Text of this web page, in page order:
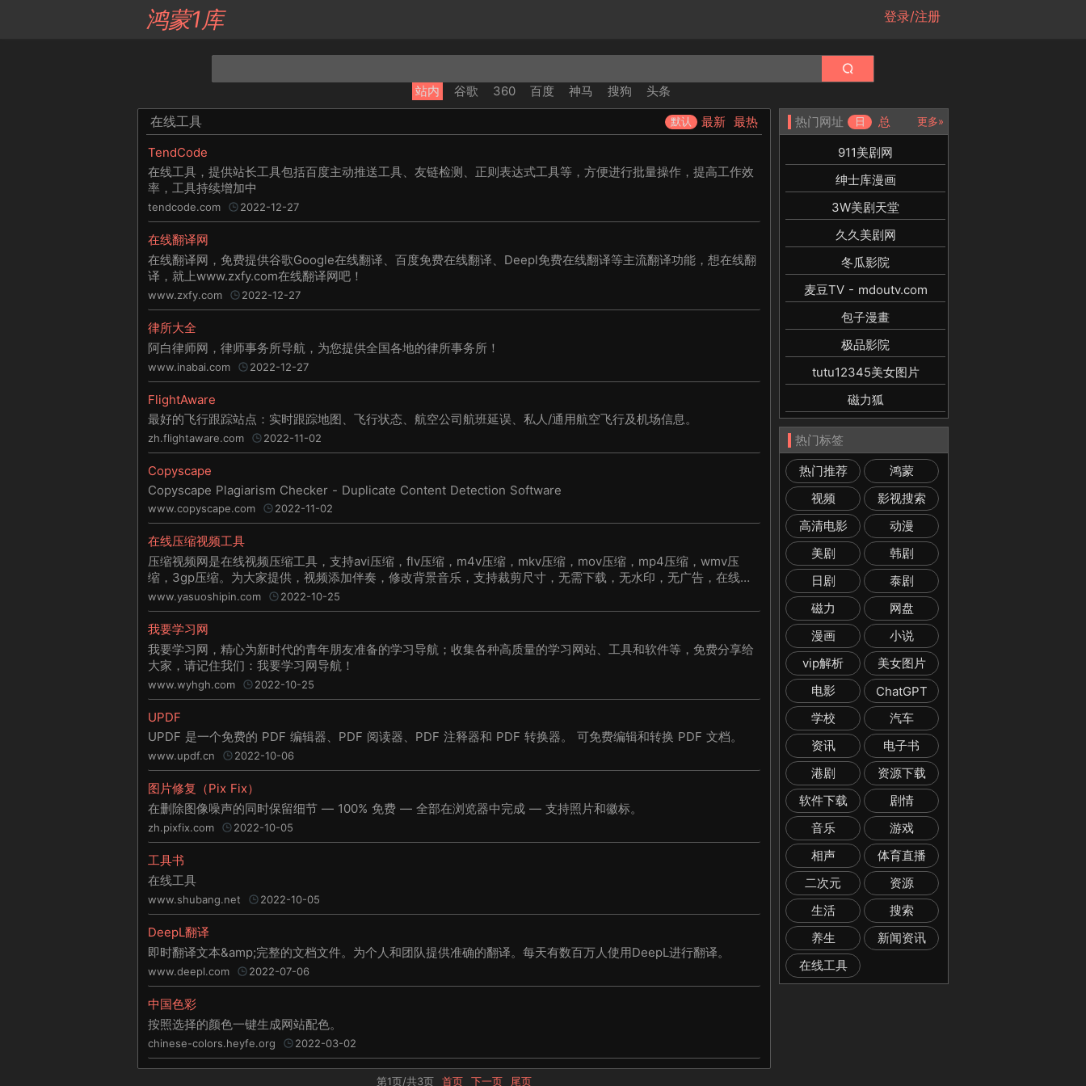
鸿蒙1库 登录/注册
站内 谷歌 360 百度 神马 搜狗 头条
在线工具 默认 最新 最热
TendCode
在线工具，提供站长工具包括百度主动推送工具、友链检测、正则表达式工具等，方便进行批量操作，提高工作效
率，工具持续增加中
tendcode.com 2022-12-27
在线翻译网
在线翻译网，免费提供谷歌Google在线翻译、百度免费在线翻译、Deepl免费在线翻译等主流翻译功能，想在线翻
译，就上www.zxfy.com在线翻译网吧！
www.zxfy.com 2022-12-27
律所大全
阿白律师网，律师事务所导航，为您提供全国各地的律所事务所！
www.inabai.com 2022-12-27
FlightAware
最好的飞行跟踪站点：实时跟踪地图、飞行状态、航空公司航班延误、私人/通用航空飞行及机场信息。
zh.flightaware.com 2022-11-02
Copyscape
Copyscape Plagiarism Checker - Duplicate Content Detection Software
www.copyscape.com 2022-11-02
在线压缩视频工具
压缩视频网是在线视频压缩工具，支持avi压缩，flv压缩，m4v压缩，mkv压缩，mov压缩，mp4压缩，wmv压
缩，3gp压缩。为大家提供，视频添加伴奏，修改背景音乐，支持裁剪尺寸，无需下载，无水印，无广告，在线体
验，无损压缩等服务，压缩后视频仍保持清晰。
www.yasuoshipin.com 2022-10-25
我要学习网
我要学习网，精心为新时代的青年朋友准备的学习导航；收集各种高质量的学习网站、工具和软件等，免费分享给
大家，请记住我们：我要学习网导航！
www.wyhgh.com 2022-10-25
UPDF
UPDF 是一个免费的 PDF 编辑器、PDF 阅读器、PDF 注释器和 PDF 转换器。 可免费编辑和转换 PDF 文档。
www.updf.cn 2022-10-06
图片修复（Pix Fix）
在删除图像噪声的同时保留细节 — 100% 免费 — 全部在浏览器中完成 — 支持照片和徽标。
zh.pixfix.com 2022-10-05
工具书
在线工具
www.shubang.net 2022-10-05
DeepL翻译
即时翻译文本&amp;完整的文档文件。为个人和团队提供准确的翻译。每天有数百万人使用DeepL进行翻译。
www.deepl.com 2022-07-06
中国色彩
按照选择的颜色一键生成网站配色。
chinese-colors.heyfe.org 2022-03-02
第1页/共3页 首页 下一页 尾页
热门网址 日 总 更多»
911美剧网
绅士库漫画
3W美剧天堂
久久美剧网
冬瓜影院
麦豆TV - mdoutv.com
包子漫畫
极品影院
tutu12345美女图片
磁力狐
热门标签
热门推荐
鸿蒙
视频
影视搜索
高清电影
动漫
美剧
韩剧
日剧
泰剧
磁力
网盘
漫画
小说
vip解析
美女图片
电影
ChatGPT
学校
汽车
资讯
电子书
港剧
资源下载
软件下载
剧情
音乐
游戏
相声
体育直播
二次元
资源
生活
搜索
养生
新闻资讯
在线工具